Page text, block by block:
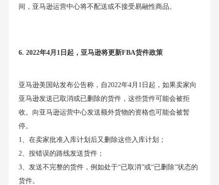
间，亚马逊运营中心将不配送或不接受易融性商品。
6. 2022年4月1日起，亚马逊将更新FBA货件政策
亚马逊美国站发布公告称，自2022年4月1日起，如果卖家向
亚马逊发送已取消或已删除的货件，这些货件可能会被拒
收。向亚马逊运营中心发送额外货物的资格也可能会被暂
停。
1、在卖家批准入库计划后又删除这些入库计划；
2、按错误的路线发送货件；
3、发送不完整的货件，例如处于“已取消”或“已删除”状态的
货件。